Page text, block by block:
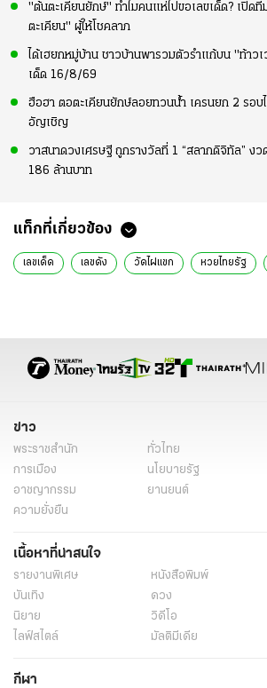
"ต้นตะเคียนยักษ์" ทำไมคนแห่ไปขอเลขเด็ด? เปิด
ตะเคียน" ผู้ให้โชคลาภ
ได้เฮยกหมู่บ้าน ชาวบ้านพารวมตัวรำแก้บน "ท้า
เด็ด 16/8/69
ฮือฮา ตอตะเคียนยักษ์ลอยทวนน้ำ เครนยก 2 รอบ
อัญเชิญ
วาสนาดวงเศรษฐี ถูกรางวัลที่ 1 “สลากดิจิทัล” ง
186 ล้านบาท
แท็กที่เกี่ยวข้อง
เลขเด็ด เลขดัง วัดไผ่แขก หวยไทยรัฐ
ข่าว
พระราชสำนัก ทั่วไทย
การเมือง
นโยบายรัฐ
อาชญากรรม
ยานยนต์
ความยั่งยืน
เนื้อหาที่น่าสนใจ
รายงานพิเศษ หนังสือพิมพ์
บันเทิง
ดวง
นิยาย
วิดีโอ
ไลฟ์สไตล์
มัลติมีเดีย
กีฬา